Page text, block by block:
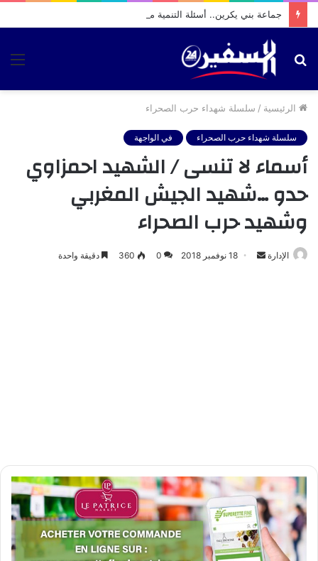
بحث
الرئيسية / سلسلة شهداء حرب الصحراء
سلسلة شهداء حرب الصحراء في الواجهة
أسماء لا تنسى / الشهيد احمزاوي
حدو …شهيد الجيش المغربي
وشهيد حرب الصحراء
الإدارة
أرسل 18 نوفمبر 2018 0
360 دقيقة واحدة